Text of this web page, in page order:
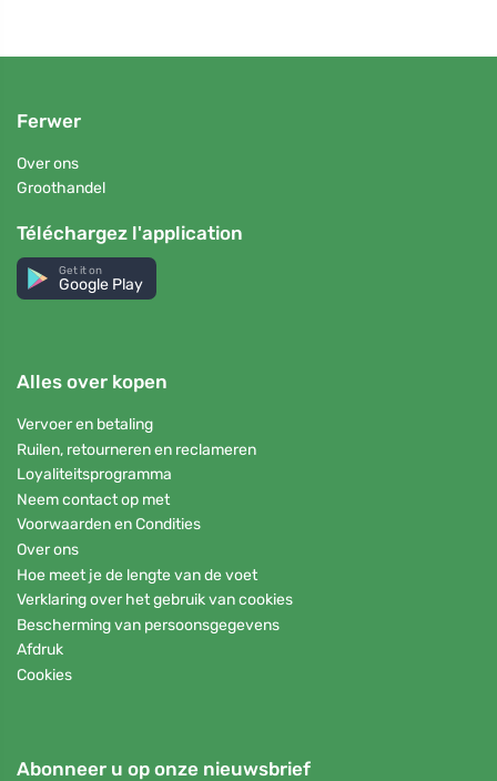
Ferwer
Over ons
Groothandel
Téléchargez l'application
Get it on
Google Play
Alles over kopen
Vervoer en betaling
Ruilen, retourneren en reclameren
Loyaliteitsprogramma
Neem contact op met
Voorwaarden en Condities
Over ons
Hoe meet je de lengte van de voet
Verklaring over het gebruik van cookies
Bescherming van persoonsgegevens
Afdruk
Cookies
Abonneer u op onze nieuwsbrief